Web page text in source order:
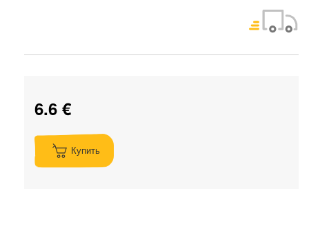
6.6 €
Купить